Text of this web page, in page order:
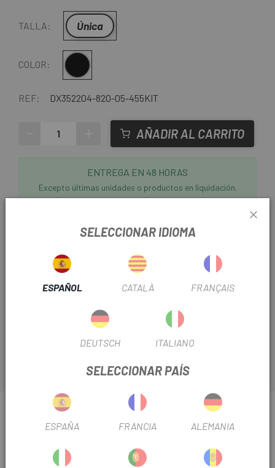
TALLA: Única
COLOR: Multi
REF: DX352204-820-05-455KIT
AÑADIR AL CARRITO
ENTREGA EN 48 HORAS
Excepto últimas unidades o productos en liquidación.
INFORMACIÓN SOBRE FOX KIT REMOTO FOX FIT4
F-S PTU
SELECCIONAR IDIOMA
ESPAÑOL CATALÀ FRANÇAIS
DEUTSCH ITALIANO
SELECCIONAR PAÍS
ESPAÑA FRANCIA ALEMANIA